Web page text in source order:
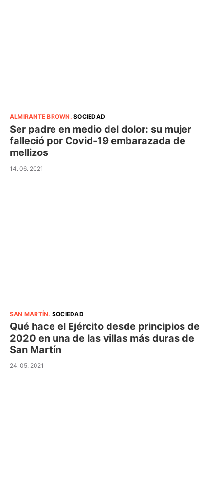
ALMIRANTE BROWN .SOCIEDAD
Ser padre en medio del dolor: su mujer
falleció por Covid-19 embarazada de
mellizos
14. 06. 2021
SAN MARTÍN. SOCIEDAD
Qué hace el Ejército desde principios de
2020 en una de las villas más duras de
San Martín
24. 05. 2021